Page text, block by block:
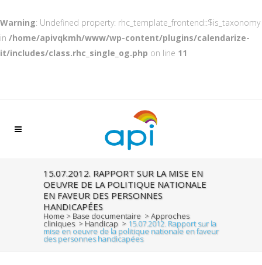
Warning: Undefined property: rhc_template_frontend::$is_taxonomy
in /home/apivqkmh/www/wp-content/plugins/calendarize-
it/includes/class.rhc_single_og.php on line 11
15.07.2012. RAPPORT SUR LA MISE EN
OEUVRE DE LA POLITIQUE NATIONALE
EN FAVEUR DES PERSONNES
HANDICAPÉES
Home > Base documentaire >Approches
cliniques > Handicap > 15.07.2012. Rapport sur la
mise en oeuvre de la politique nationale en faveur
des personnes handicapées